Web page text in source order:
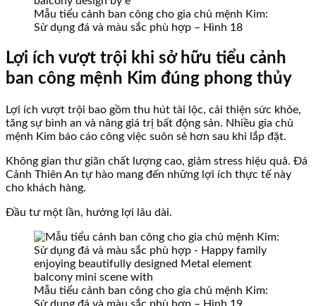
Mẫu tiểu cảnh ban công cho gia chủ mệnh Kim:
Sử dụng đá và màu sắc phù hợp – Hình 18
Lợi ích vượt trội khi sở hữu tiểu cảnh
ban công mệnh Kim đúng phong thủy
Lợi ích vượt trội bao gồm thu hút tài lộc, cải thiện sức khỏe,
tăng sự bình an và nâng giá trị bất động sản. Nhiều gia chủ
mệnh Kim báo cáo công việc suôn sẻ hơn sau khi lắp đặt.
Không gian thư giãn chất lượng cao, giảm stress hiệu quả. Đá
Cảnh Thiên An tự hào mang đến những lợi ích thực tế này
cho khách hàng.
Đầu tư một lần, hưởng lợi lâu dài.
Mẫu tiểu cảnh ban công cho gia chủ mệnh Kim:
Sử dụng đá và màu sắc phù hợp – Hình 19